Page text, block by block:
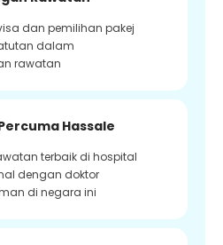
dan pemilihan pakej
dalam
rawatan
Hassale
terbaik di hospital
dengan doktor
di negara ini